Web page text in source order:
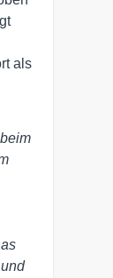
als